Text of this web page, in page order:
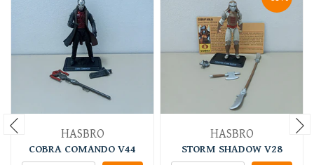
HASBRO
COBRA COMANDO V44
HASBRO
STORM SHADOW V28